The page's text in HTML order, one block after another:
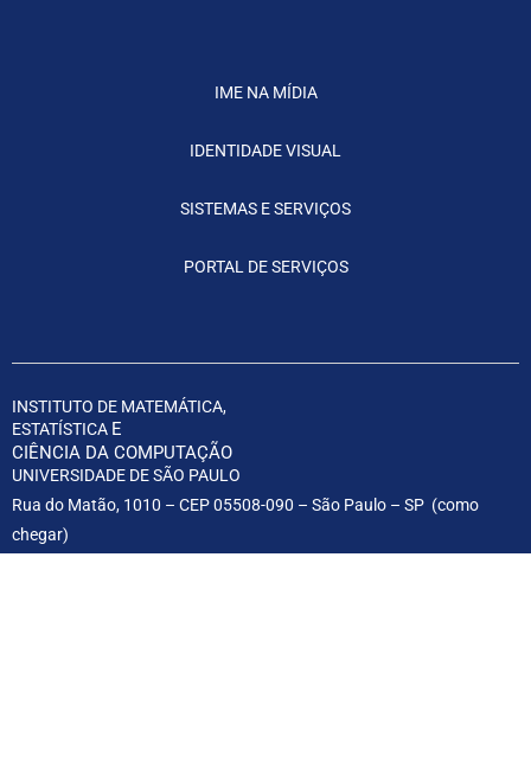
IME NA MÍDIA
IDENTIDADE VISUAL
SISTEMAS E SERVIÇOS
PORTAL DE SERVIÇOS
INSTITUTO DE MATEMÁTICA,
ESTATÍSTICA E
CIÊNCIA DA COMPUTAÇÃO
UNIVERSIDADE DE SÃO PAULO
Rua do Matão, 1010 – CEP 05508-090 – São Paulo – SP (como
chegar)